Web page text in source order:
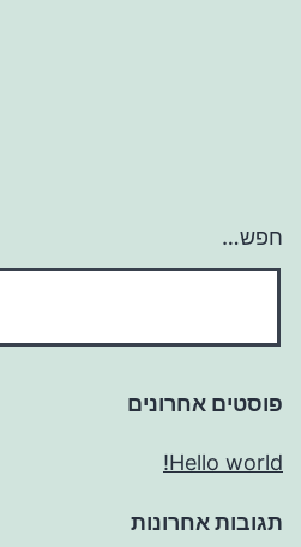
חפש…
פוסטים אחרונים
Hello world!
תגובות אחרונות